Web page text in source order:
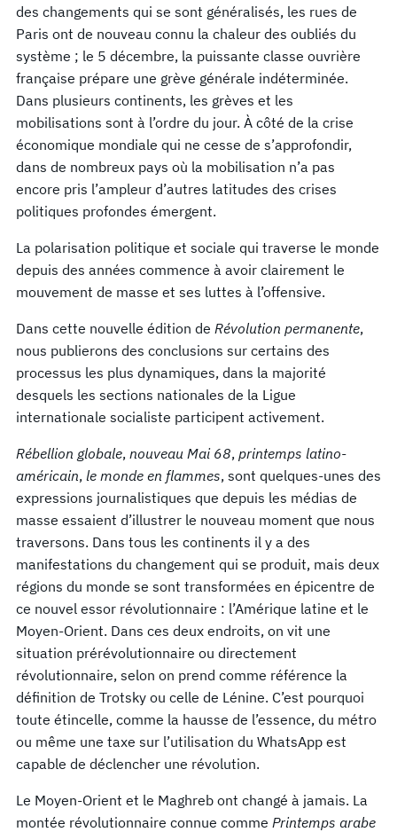
des changements qui se sont généralisés, les rues de
Paris ont de nouveau connu la chaleur des oubliés du
système ; le 5 décembre, la puissante classe ouvrière
française prépare une grève générale indéterminée.
Dans plusieurs continents, les grèves et les
mobilisations sont à l’ordre du jour. À côté de la crise
économique mondiale qui ne cesse de s’approfondir,
dans de nombreux pays où la mobilisation n’a pas
encore pris l’ampleur d’autres latitudes des crises
politiques profondes émergent.
La polarisation politique et sociale qui traverse le monde
depuis des années commence à avoir clairement le
mouvement de masse et ses luttes à l’offensive.
Dans cette nouvelle édition de Révolution permanente,
nous publierons des conclusions sur certains des
processus les plus dynamiques, dans la majorité
desquels les sections nationales de la Ligue
internationale socialiste participent activement.
Rébellion globale, nouveau Mai 68, printemps latino-
américain, le monde en flammes, sont quelques-unes des
expressions journalistiques que depuis les médias de
masse essaient d’illustrer le nouveau moment que nous
traversons. Dans tous les continents il y a des
manifestations du changement qui se produit, mais deux
régions du monde se sont transformées en épicentre de
ce nouvel essor révolutionnaire : l’Amérique latine et le
Moyen-Orient. Dans ces deux endroits, on vit une
situation prérévolutionnaire ou directement
révolutionnaire, selon on prend comme référence la
définition de Trotsky ou celle de Lénine. C’est pourquoi
toute étincelle, comme la hausse de l’essence, du métro
ou même une taxe sur l’utilisation du WhatsApp est
capable de déclencher une révolution.
Le Moyen-Orient et le Maghreb ont changé à jamais. La
montée révolutionnaire connue comme Printemps arabe